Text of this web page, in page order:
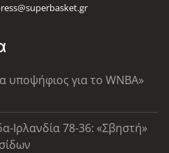
υποψήφιος για το WNBA»
Ιρλανδία 78-36: «Σβηστή»